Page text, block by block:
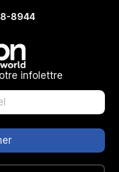
8944
infolettre